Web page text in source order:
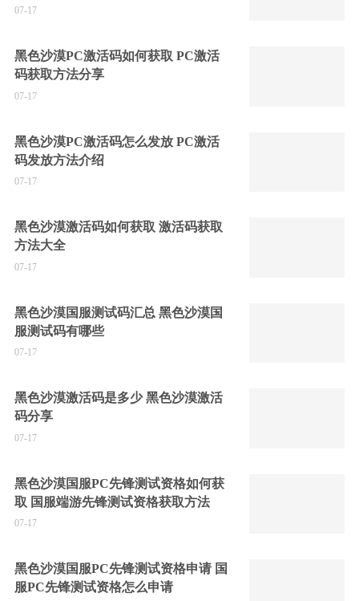
07-17
黑色沙漠PC激活码如何获取 PC激活
码获取方法分享
07-17
黑色沙漠PC激活码怎么发放 PC激活
码发放方法介绍
07-17
黑色沙漠激活码如何获取 激活码获取
方法大全
07-17
黑色沙漠国服测试码汇总 黑色沙漠国
服测试码有哪些
07-17
黑色沙漠激活码是多少 黑色沙漠激活
码分享
07-17
黑色沙漠国服PC先锋测试资格如何获
取 国服端游先锋测试资格获取方法
07-17
黑色沙漠国服PC先锋测试资格申请 国
服PC先锋测试资格怎么申请